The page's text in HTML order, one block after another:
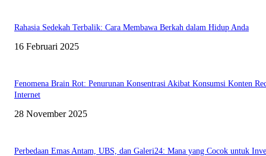
Rahasia Sedekah Terbalik: Cara Membawa Berkah dalam Hidup Anda
16 Februari 2025
Fenomena Brain Rot: Penurunan Konsentrasi Akibat Konsumsi Konten
Internet
28 November 2025
Perbedaan Emas Antam, UBS, dan Galeri24: Mana yang Cocok untuk